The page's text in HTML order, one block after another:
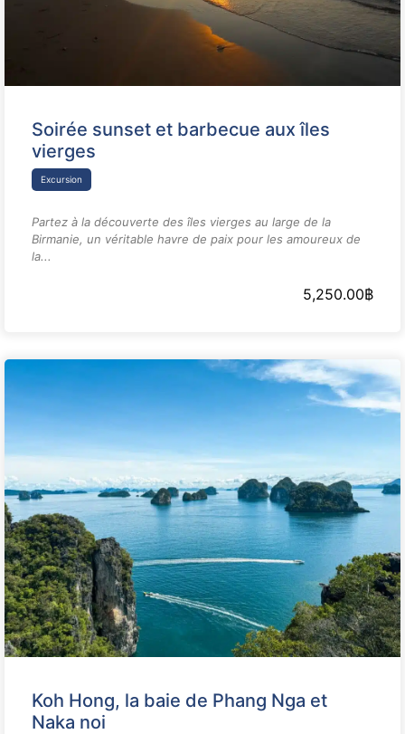
Soirée sunset et barbecue aux îles
vierges
Excursion
Partez à la découverte des îles vierges au large de la
Birmanie, un véritable havre de paix pour les amoureux de
la...
5,250.00฿
Koh Hong, la baie de Phang Nga et
Naka noi